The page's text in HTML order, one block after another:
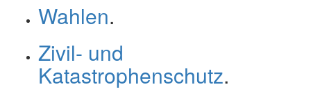
Wahlen.
Zivil- und
Katastrophenschutz.